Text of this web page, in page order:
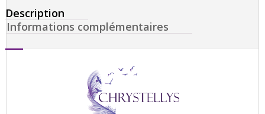
Description
Informations complémentaires